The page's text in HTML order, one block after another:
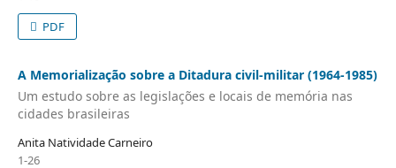
PDF
A Memorialização sobre a Ditadura civil-militar (1964-1985)
Um estudo sobre as legislações e locais de memória nas
cidades brasileiras
Anita Natividade Carneiro
1-26